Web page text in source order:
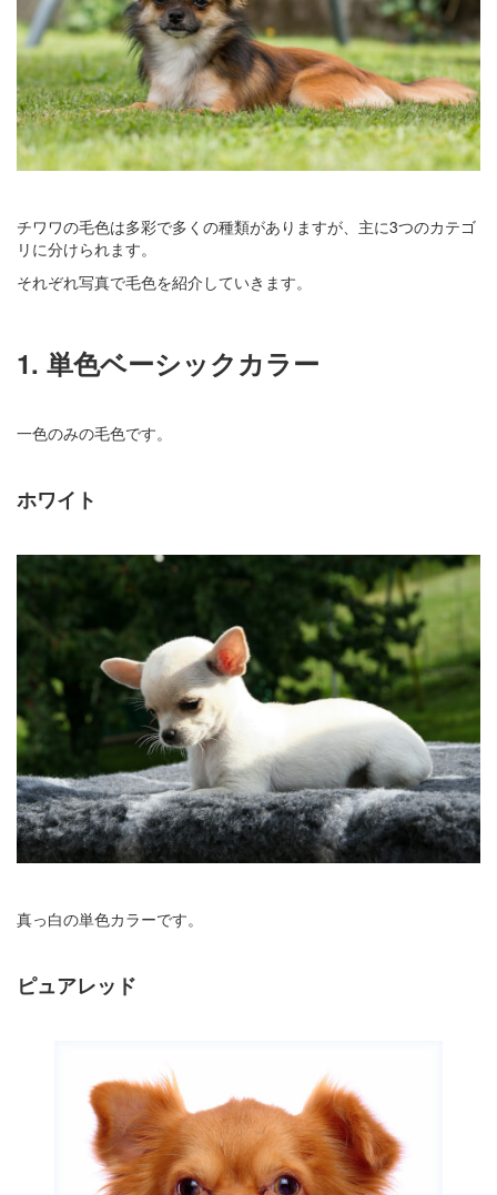
チワワの毛色は多彩で多くの種類がありますが、主に3つのカテゴ
リに分けられます。
それぞれ写真で毛色を紹介していきます。
1. 単色ベーシックカラー
一色のみの毛色です。
ホワイト
真っ白の単色カラーです。
ピュアレッド